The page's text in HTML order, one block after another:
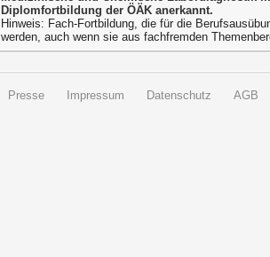
Diplomfortbildung der ÖÄK anerkannt.
Hinweis: Fach-Fortbildung, die für die
werden, auch wenn sie aus fachfremden
Presse Impressum Datenschutz AGB